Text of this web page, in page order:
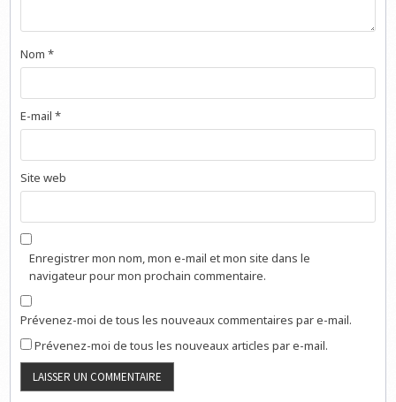
Nom*
E-mail*
Site web
Enregistrer mon nom, mon e-mail et mon site dans le
navigateur pour mon prochain commentaire.
Prévenez-moi de tous les nouveaux commentaires par e-mail.
Prévenez-moi de tous les nouveaux articles par e-mail.